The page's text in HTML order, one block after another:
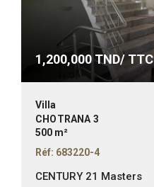
1,200,000TND/ TTC
Villa
CHOTRANA 3
500 m²
Réf: 683220-4
CENTURY 21 Masters